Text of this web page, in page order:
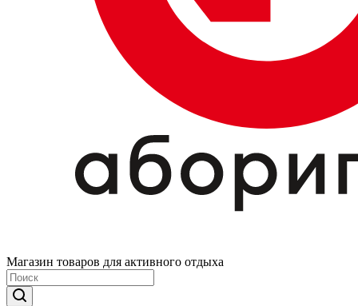
Магазин товаров для активного отдыха